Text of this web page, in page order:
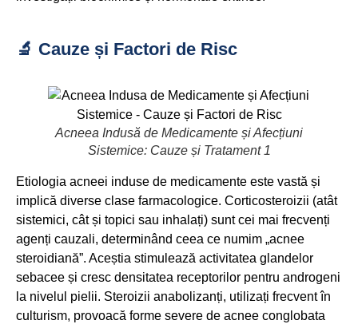
🔬 Cauze și Factori de Risc
Acneea Indusă de Medicamente și Afecțiuni
Sistemice: Cauze și Tratament 1
Etiologia acneei induse de medicamente este vastă și
implică diverse clase farmacologice. Corticosteroizii (atât
sistemici, cât și topici sau inhalați) sunt cei mai frecvenți
agenți cauzali, determinând ceea ce numim „acnee
steroidiană”. Aceștia stimulează activitatea glandelor
sebacee și cresc densitatea receptorilor pentru androgeni
la nivelul pielii. Steroizii anabolizanți, utilizați frecvent în
culturism, provoacă forme severe de acnee conglobata